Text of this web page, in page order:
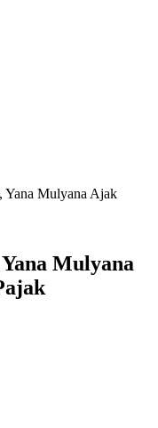
Yana Mulyana Ajak
Mulyana